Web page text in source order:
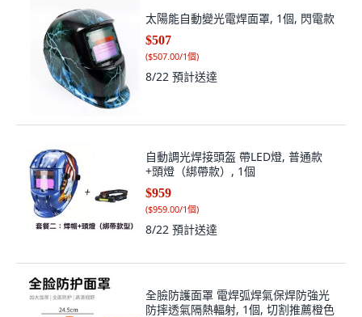
太陽能自動變光電焊面罩, 1個, 閃電款
$507
($507.00/1個)
8/22 預計送達
自動調光焊接頭盔 帶LED燈, 普通款
+頭燈（綁帶款）, 1個
$959
($959.00/1個)
8/22 預計送達
全臉防護面罩 電焊弧焊氣保焊防強光
防摔透氣隔熱輻射, 1個, 切割推薦橙色